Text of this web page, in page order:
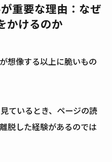
重要な理由：なぜ
かけるのか
想像する以上に脆いもの
ているとき、ページの読
脱した経験があるのでは